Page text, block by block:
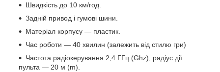
Швидкість до 10 км/год.
Задній привод і гумові шини.
Матеріал корпусу — пластик.
Час роботи — 40 хвилин (залежить від стилю гри)
Частота радіокерування 2,4 ГГц (Ghz), радіус дії
пульта — 20 м (m).